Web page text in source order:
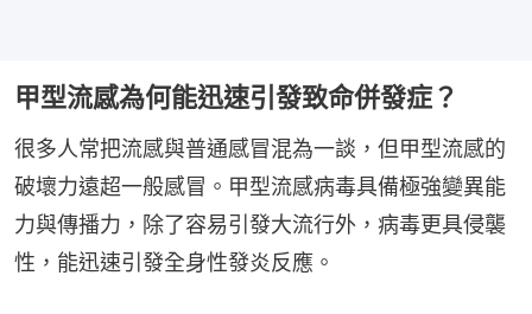
甲型流感為何能迅速引發致命併發症？
很多人常把流感與普通感冒混為一談，但甲型流感的
破壞力遠超一般感冒。甲型流感病毒具備極強變異能
力與傳播力，除了容易引發大流行外，病毒更具侵襲
性，能迅速引發全身性發炎反應。